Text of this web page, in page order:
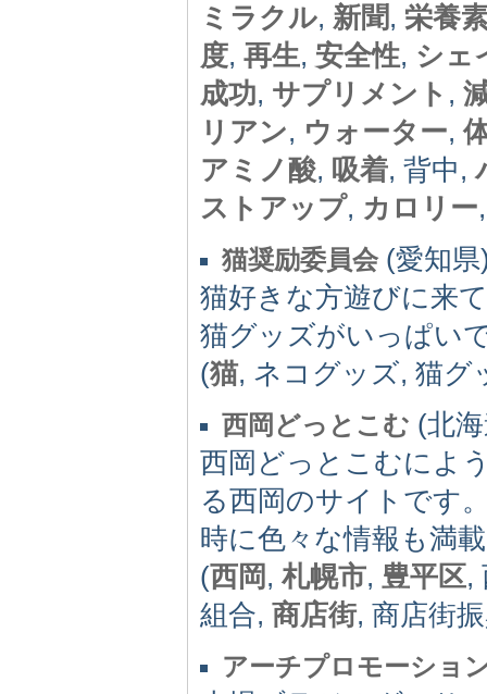
ミラクル, 新聞, 栄養
度, 再生, 安全性, シェ
成功, サプリメント ,
リアン, ウォーター,
アミノ酸, 吸着, 背中,
ストアップ, カロリー
猫奨励委員会(愛知県
猫好きな方遊びに来
猫グッズがいっぱい
(猫, ネコグッズ, 猫グ
西岡どっとこむ (北
西岡どっとこむによ
る西岡のサイトです
時に色々な情報も満
(西岡 , 札幌市, 豊平区,
組合, 商店街, 商店街
アーチプロモーショ